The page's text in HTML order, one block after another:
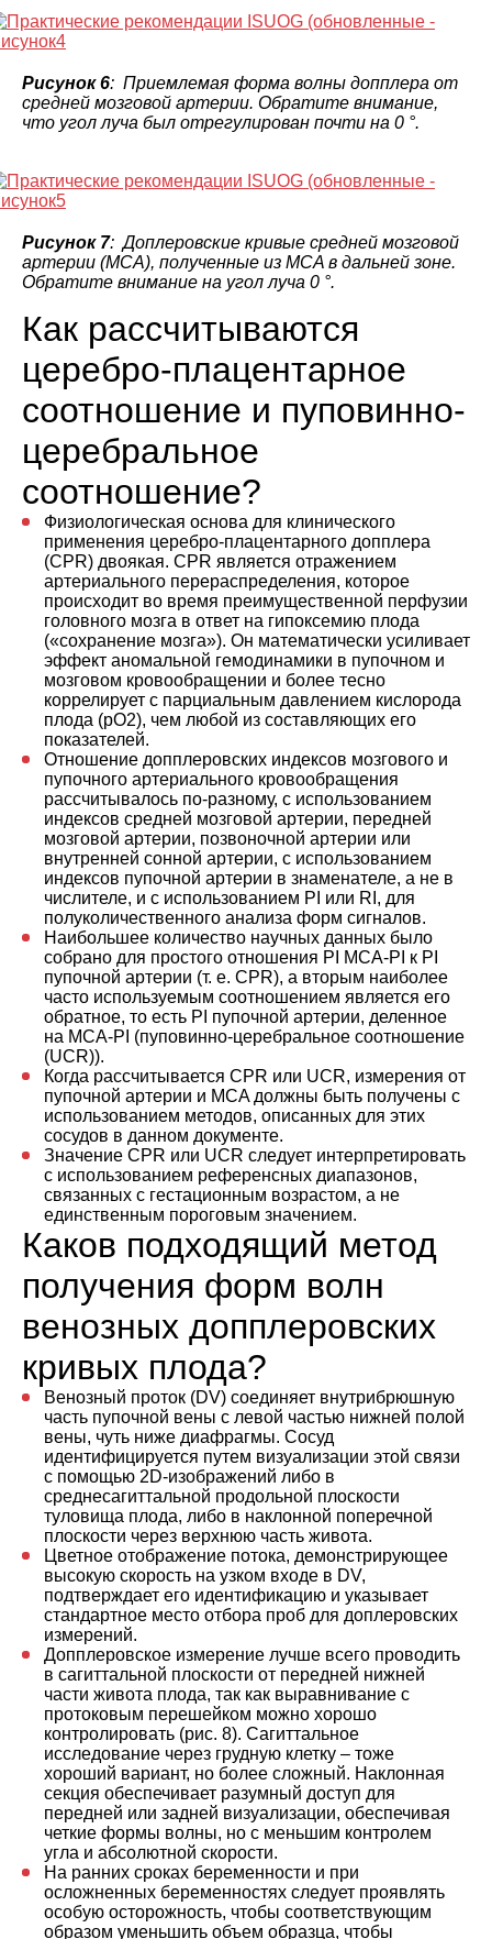
Рисунок 6: Приемлемая форма волны допплера от
средней мозговой артерии. Обратите внимание,
что угол луча был отрегулирован почти на 0 °.
Рисунок 7: Доплеровские кривые средней мозговой
артерии (MCA), полученные из MCA в дальней зоне.
Обратите внимание на угол луча 0 °.
Как рассчитываются
церебро-плацентарное
соотношение и пуповинно-
церебральное
соотношение?
Физиологическая основа для клинического
применения церебро-плацентарного допплера
(CPR) двоякая. CPR является отражением
артериального перераспределения, которое
происходит во время преимущественной перфузии
головного мозга в ответ на гипоксемию плода
(«сохранение мозга»). Он математически усиливает
эффект аномальной гемодинамики в пупочном и
мозговом кровообращении и более тесно
коррелирует с парциальным давлением кислорода
плода (pO2), чем любой из составляющих его
показателей.
Отношение допплеровских индексов мозгового и
пупочного артериального кровообращения
рассчитывалось по-разному, с использованием
индексов средней мозговой артерии, передней
мозговой артерии, позвоночной артерии или
внутренней сонной артерии, с использованием
индексов пупочной артерии в знаменателе, а не в
числителе, и с использованием PI или RI, для
полуколичественного анализа форм сигналов.
Наибольшее количество научных данных было
собрано для простого отношения PI MCA-PI к PI
пупочной артерии (т. е. CPR), а вторым наиболее
часто используемым соотношением является его
обратное, то есть PI пупочной артерии, деленное
на MCA-PI (пуповинно-церебральное соотношение
(UCR)).
Когда рассчитывается CPR или UCR, измерения от
пупочной артерии и MCA должны быть получены с
использованием методов, описанных для этих
сосудов в данном документе.
Значение CPR или UCR следует интерпретировать
с использованием референсных диапазонов,
связанных с гестационным возрастом, а не
единственным пороговым значением.
Каков подходящий метод
получения форм волн
венозных допплеровских
кривых плода?
Венозный проток (DV) соединяет внутрибрюшную
часть пупочной вены с левой частью нижней полой
вены, чуть ниже диафрагмы. Сосуд
идентифицируется путем визуализации этой связи
с помощью 2D-изображений либо в
среднесагиттальной продольной плоскости
туловища плода, либо в наклонной поперечной
плоскости через верхнюю часть живота.
Цветное отображение потока, демонстрирующее
высокую скорость на узком входе в DV,
подтверждает его идентификацию и указывает
стандартное место отбора проб для доплеровских
измерений.
Допплеровское измерение лучше всего проводить
в сагиттальной плоскости от передней нижней
части живота плода, так как выравнивание с
протоковым перешейком можно хорошо
контролировать (рис. 8). Сагиттальное
исследование через грудную клетку – тоже
хороший вариант, но более сложный. Наклонная
секция обеспечивает разумный доступ для
передней или задней визуализации, обеспечивая
четкие формы волны, но с меньшим контролем
угла и абсолютной скорости.
На ранних сроках беременности и при
осложненных беременностях следует проявлять
особую осторожность, чтобы соответствующим
образом уменьшить объем образца, чтобы